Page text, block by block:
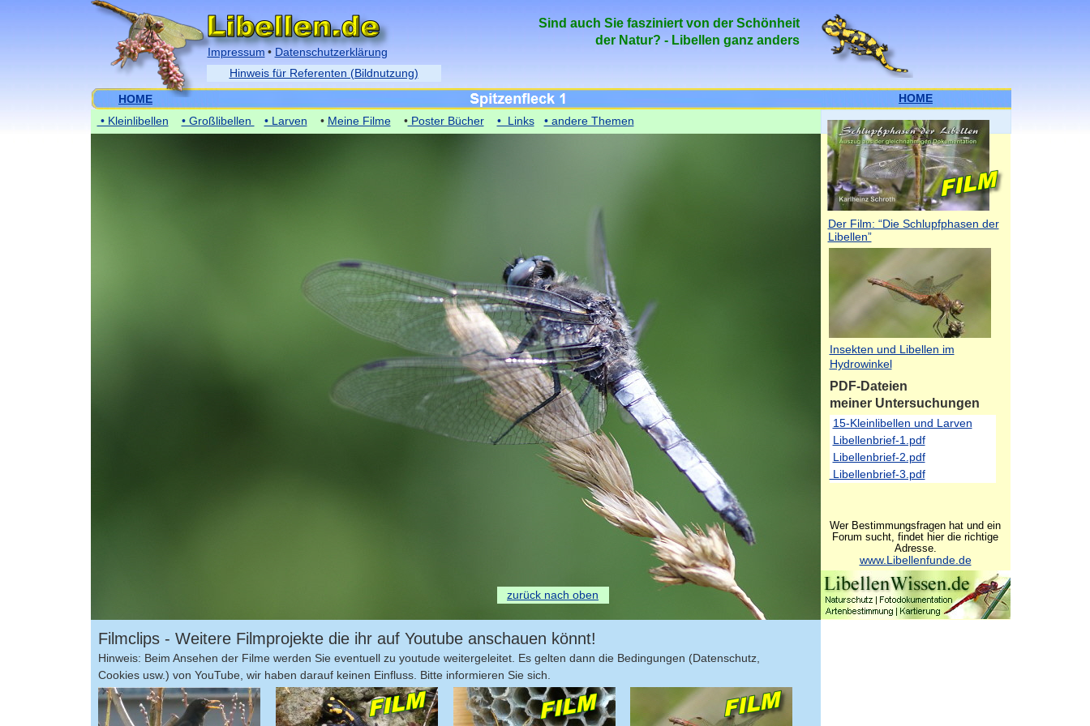
zurück nach oben
Hinweis: Beim Ansehen der Filme werden Sie eventuell zu youtude weitergeleitet. Es gelten dann die Bedingungen (Datenschutz,
Cookies usw.) von YouTube, wir haben darauf keinen Einfluss. Bitte informieren Sie sich.
Filmclips - Weitere Filmprojekte die ihr auf Youtube anschauen könnt!
HOME
HOME
Sind auch Sie fasziniert von der Schönheit
der Natur? - Libellen ganz anders
Impressum • Datenschutzerklärung
Der Film: “Die Schlupfphasen der
Libellen”
Wer Bestimmungsfragen hat und ein
Forum sucht, findet hier die richtige
Adresse.
www.Libellenfunde.de
Insekten und Libellen im
Hydrowinkel
Hinweis für Referenten (Bildnutzung)
15-Kleinlibellen und Larven
Libellenbrief-1.pdf
Libellenbrief-2.pdf
Libellenbrief-3.pdf
PDF-Dateien
meiner Untersuchungen
• Kleinlibellen • Großlibellen • Larven • Meine Filme•Poster Bücher • Links • andere Themen